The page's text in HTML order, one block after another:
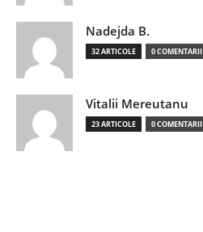
Nadejda B.
32 ARTICOLE 0 COMENTARII
Vitalii Mereutanu
23 ARTICOLE 0 COMENTARII